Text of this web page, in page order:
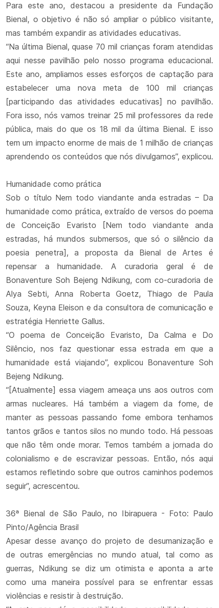
Para este ano, destacou a presidente da Fundação
Bienal, o objetivo é não só ampliar o público visitante,
mas também expandir as atividades educativas.
“Na última Bienal, quase 70 mil crianças foram atendidas
aqui nesse pavilhão pelo nosso programa educacional.
Este ano, ampliamos esses esforços de captação para
estabelecer uma nova meta de 100 mil crianças
[participando das atividades educativas] no pavilhão.
Fora isso, nós vamos treinar 25 mil professores da rede
pública, mais do que os 18 mil da última Bienal. E isso
tem um impacto enorme de mais de 1 milhão de crianças
aprendendo os conteúdos que nós divulgamos”, explicou.
Humanidade como prática
Sob o título Nem todo viandante anda estradas – Da
humanidade como prática, extraído de versos do poema
de Conceição Evaristo [Nem todo viandante anda
estradas, há mundos submersos, que só o silêncio da
poesia penetra], a proposta da Bienal de Artes é
repensar a humanidade. A curadoria geral é de
Bonaventure Soh Bejeng Ndikung, com co-curadoria de
Alya Sebti, Anna Roberta Goetz, Thiago de Paula
Souza, Keyna Eleison e da consultora de comunicação e
estratégia Henriette Gallus.
“O poema de Conceição Evaristo, Da Calma e Do
Silêncio, nos faz questionar essa estrada em que a
humanidade está viajando”, explicou Bonaventure Soh
Bejeng Ndikung.
“[Atualmente] essa viagem ameaça uns aos outros com
armas nucleares. Há também a viagem da fome, de
manter as pessoas passando fome embora tenhamos
tantos grãos e tantos silos no mundo todo. Há pessoas
que não têm onde morar. Temos também a jornada do
colonialismo e de escravizar pessoas. Então, nós aqui
estamos refletindo sobre que outros caminhos podemos
seguir”, acrescentou.
36ª Bienal de São Paulo, no Ibirapuera - Foto: Paulo
Pinto/Agência Brasil
Apesar desse avanço do projeto de desumanização e
de outras emergências no mundo atual, tal como as
guerras, Ndikung se diz um otimista e aponta a arte
como uma maneira possível para se enfrentar essas
violências e resistir à destruição.